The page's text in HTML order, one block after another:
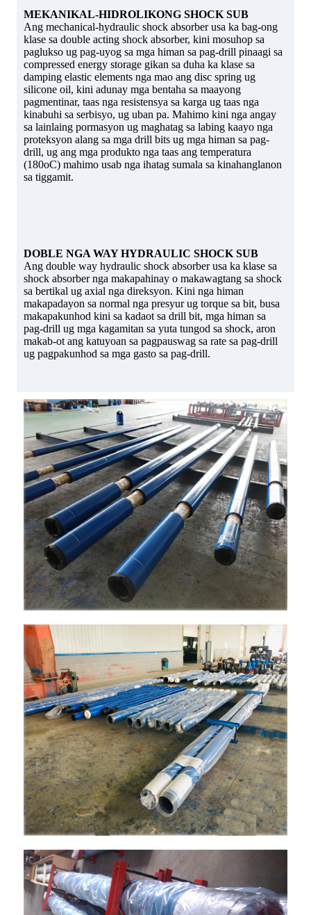
MEKANIKAL-HIDROLIKONG SHOCK SUB
Ang mechanical-hydraulic shock absorber usa ka bag-ong
klase sa double acting shock absorber, kini mosuhop sa
paglukso ug pag-uyog sa mga himan sa pag-drill pinaagi sa
compressed energy storage gikan sa duha ka klase sa
damping elastic elements nga mao ang disc spring ug
silicone oil, kini adunay mga bentaha sa maayong
pagmentinar, taas nga resistensya sa karga ug taas nga
kinabuhi sa serbisyo, ug uban pa. Mahimo kini nga angay
sa lainlaing pormasyon ug maghatag sa labing kaayo nga
proteksyon alang sa mga drill bits ug mga himan sa pag-
drill, ug ang mga produkto nga taas ang temperatura
(180oC) mahimo usab nga ihatag sumala sa kinahanglanon
sa tiggamit.
DOBLE NGA WAY HYDRAULIC SHOCK SUB
Ang double way hydraulic shock absorber usa ka klase sa
shock absorber nga makapahinay o makawagtang sa shock
sa bertikal ug axial nga direksyon. Kini nga himan
makapadayon sa normal nga presyur ug torque sa bit, busa
makapakunhod kini sa kadaot sa drill bit, mga himan sa
pag-drill ug mga kagamitan sa yuta tungod sa shock, aron
makab-ot ang katuyoan sa pagpauswag sa rate sa pag-drill
ug pagpakunhod sa mga gasto sa pag-drill.